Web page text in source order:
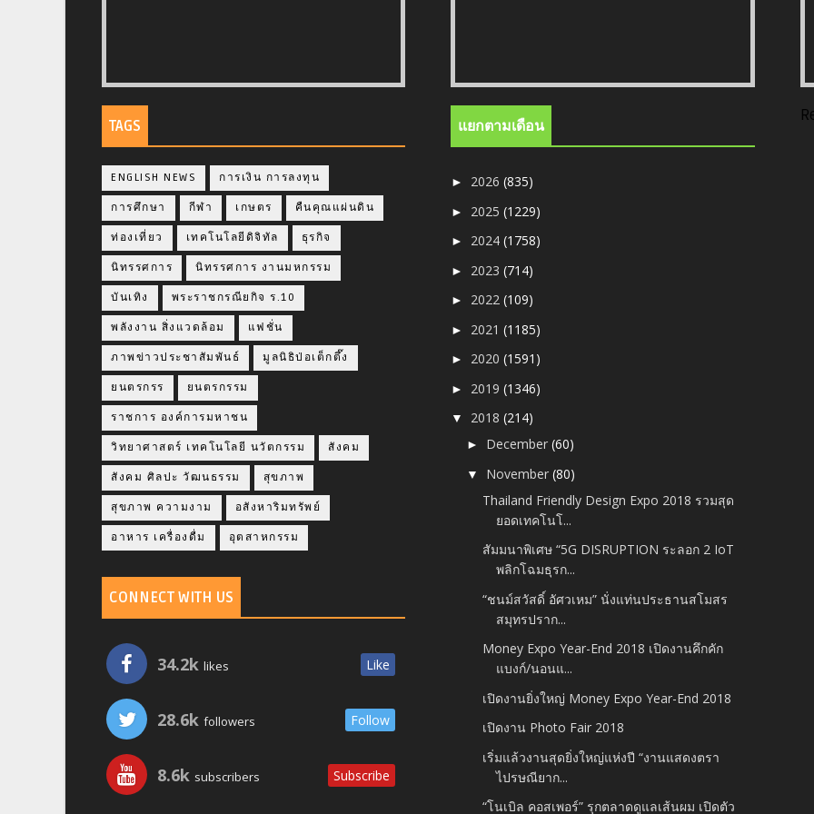
TAGS
ENGLISH NEWS การเงิน การลงทุน
การศึกษา กีฬา เกษตร คืนคุณแผ่นดิน
ท่องเที่ยว เทคโนโลยีดิจิทัล ธุรกิจ
นิทรรศการ นิทรรศการ งานมหกรรม
บันเทิง พระราชกรณียกิจ ร.10
พลังงาน สิ่งแวดล้อม แฟชั่น
ภาพข่าวประชาสัมพันธ์ มูลนิธิป่อเต็กตึ๊ง
ยนตรกรร ยนตรกรรม
ราชการ องค์การมหาชน
วิทยาศาสตร์ เทคโนโลยี นวัตกรรม สังคม
สังคม ศิลปะ วัฒนธรรม สุขภาพ
สุขภาพ ความงาม อสังหาริมทรัพย์
อาหาร เครื่องดื่ม อุตสาหกรรม
CONNECT WITH US
34.2k likes Like
28.6k followers Follow
8.6k subscribers Subscribe
แยกตามเดือน
► 2026(835)
► 2025(1229)
► 2024(1758)
► 2023(714)
► 2022(109)
► 2021(1185)
► 2020(1591)
► 2019(1346)
▼ 2018(214)
► December(60)
▼ November(80)
Thailand Friendly Design Expo 2018 รวมสุด
ยอดเทคโนโ...
สัมมนาพิเศษ “5G DISRUPTION ระลอก 2 IoT
พลิกโฉมธุรก...
“ชนม์สวัสดิ์ อัศวเหม” นั่งแท่นประธานสโมสร
สมุทรปราก...
Money Expo Year-End 2018 เปิดงานคึกคัก
แบงก์/นอนแ...
เปิดงานยิ่งใหญ่ Money Expo Year-End 2018
เปิดงาน Photo Fair 2018
เริ่มแล้วงานสุดยิ่งใหญ่แห่งปี “งานแสดงตรา
ไปรษณียาก...
“โนเบิล คอสเพอร์” รุกตลาดดูแลเส้นผม เปิดตัว